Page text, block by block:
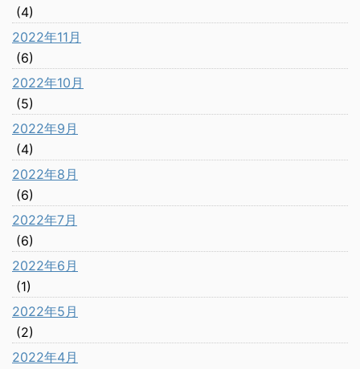
(4)
2022年11月
(6)
2022年10月
(5)
2022年9月
(4)
2022年8月
(6)
2022年7月
(6)
2022年6月
(1)
2022年5月
(2)
2022年4月